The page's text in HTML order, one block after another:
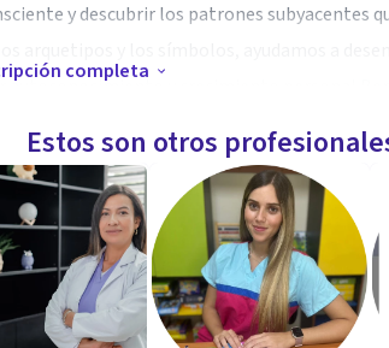
y descubrir los patrones subyacentes
autoconocimiento y crecimiento
del estrés y la ansiedad
de la depresión y la falta de energía
claridad mental y enfoque
de una relación más saludable contigo
de la calma y la serenidad interior
completa
Estos son otros